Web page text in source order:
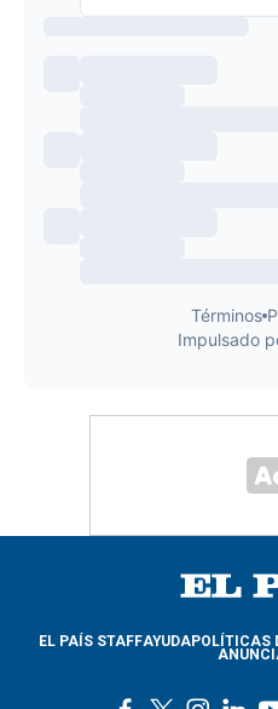
EL PAÍS STAFFAYUDAPOLÍTICAS